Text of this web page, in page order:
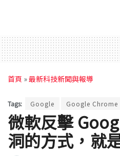
首頁 »最新科技新聞與報導
Tags: Google Google Chrome
微軟反擊
洞的方式，就